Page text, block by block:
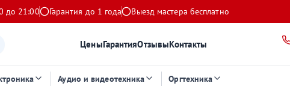
до 21:00 Гарантия до 1 года Выезд мастера бесплатно
ЦеныГарантияОтзывыКонтакты
Аудио и видеотехника Оргтехника